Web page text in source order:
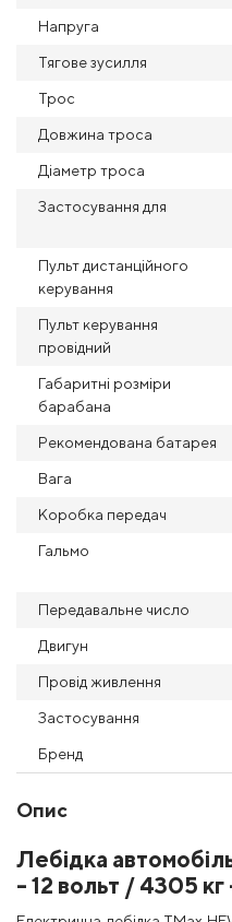
Напруга
Тягове зусилля
Трос
Довжина троса
Діаметр троса
Застосування для
Пульт дистанційного
керування
Пульт керування
провідний
Габаритні розміри
барабана
Рекомендована батарея
Вага
Коробка передач
Гальмо
Передавальне число
Двигун
Провід живлення
Застосування
Бренд
Опис
Лебідка
- 12 вольт / 4305